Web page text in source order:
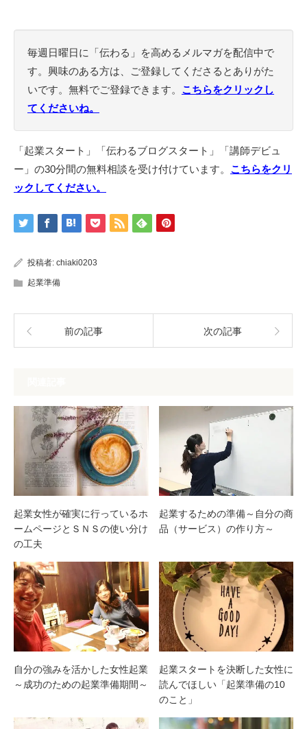
毎週日曜日に「伝わる」を高めるメルマガを配信中で
す。興味のある方は、ご登録してくださるとありがた
いです。無料でご登録できます。 こちらをクリックし
てくださいね。
「起業スタート」「伝わるブログスタート」「講師デビュ
ー」の30分間の無料相談を受け付けています。 こちらをクリ
ックしてください。
投稿者: chiaki0203
起業準備
前の記事 次の記事
起業女性が確実に行っているホ
ームページとＳＮＳの使い分け
の工夫
起業するための準備～自分の商
品（サービス）の作り方～
自分の強みを活かした女性起業
～成功のための起業準備期間～
起業スタートを決断した女性に
読んでほしい「起業準備の10
のこと」